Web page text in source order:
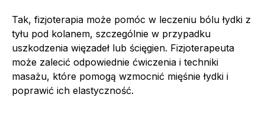
Tak, fizjoterapia może pomóc w leczeniu bólu łydki z
tyłu pod kolanem, szczególnie w przypadku
uszkodzenia więzadeł lub ścięgien. Fizjoterapeuta
może zalecić odpowiednie ćwiczenia i techniki
masażu, które pomogą wzmocnić mięśnie łydki i
poprawić ich elastyczność.